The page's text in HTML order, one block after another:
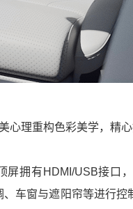
心理重构色彩美学，精
拥有HDMI/USB接口
车窗与遮阳帘等进行控